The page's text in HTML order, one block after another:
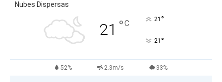
Nubes Dispersas
21 °C 21 °
21 °
52% 2.3m/s 33%